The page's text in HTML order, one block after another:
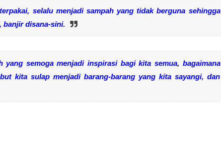
selalu menjadi sampah yang tidak berguna sehingga
banjir disana-sini.
yang semoga menjadi inspirasi bagi kita semua, bagaimana
kita sulap menjadi barang-barang yang kita sayangi, dan